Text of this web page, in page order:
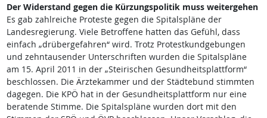
Der Widerstand gegen die Kürzungspolitik muss weitergehen
Es gab zahlreiche Proteste gegen die Spitalspläne der
Landesregierung. Viele Betroffene hatten das Gefühl, dass
einfach „drübergefahren“ wird. Trotz Protestkundgebungen
und zehntausender Unterschriften wurden die Spitalspläne
am 15. April 2011 in der „Steirischen Gesundheitsplattform“
beschlossen. Die Ärztekammer und der Städtebund stimmten
dagegen. Die KPÖ hat in der Gesundheitsplattform nur eine
beratende Stimme. Die Spitalspläne wurden dort mit den